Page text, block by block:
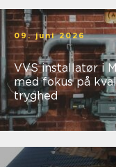
09. juni 2026
VVS installatør i
med fokus på
tryghed